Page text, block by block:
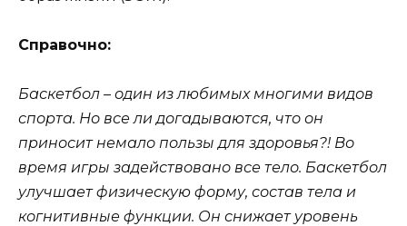
Справочно:
Баскетбол – один из любимых многими видов
спорта. Но все ли догадываются, что он
приносит немало пользы для здоровья?! Во
время игры задействовано все тело. Баскетбол
улучшает физическую форму, состав тела и
когнитивные функции. Он снижает уровень